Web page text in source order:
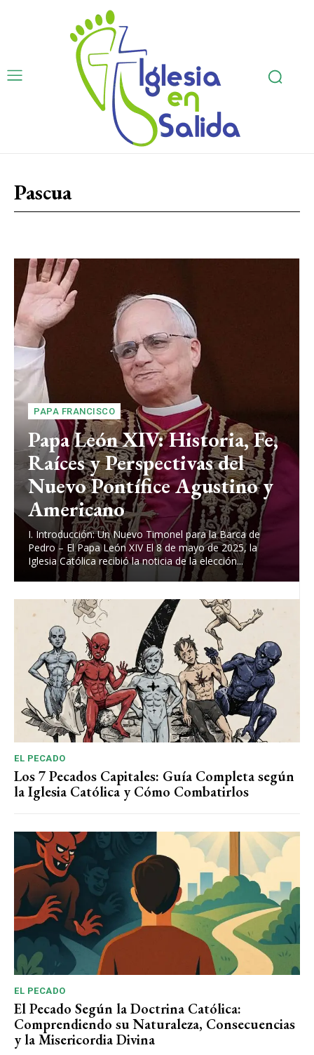
Pascua
PAPA FRANCISCO
Papa León XIV: Historia, Fe,
Raíces y Perspectivas del
Nuevo Pontífice Agustino y
Americano
I. Introducción: Un Nuevo Timonel para la Barca de
Pedro – El Papa León XIV El 8 de mayo de 2025, la
Iglesia Católica recibió la noticia de la elección...
EL PECADO
Los 7 Pecados Capitales: Guía Completa según
la Iglesia Católica y Cómo Combatirlos
EL PECADO
El Pecado Según la Doctrina Católica:
Comprendiendo su Naturaleza, Consecuencias
y la Misericordia Divina